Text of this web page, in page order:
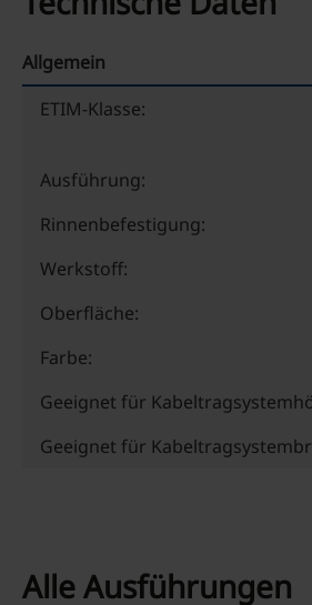
Allgemein
ETIM-Klasse:
Ausführung:
Rinnenbefestigung:
Werkstoff:
Oberfläche:
Farbe:
Geeignet für
Geeignet für
Alle Ausführungen